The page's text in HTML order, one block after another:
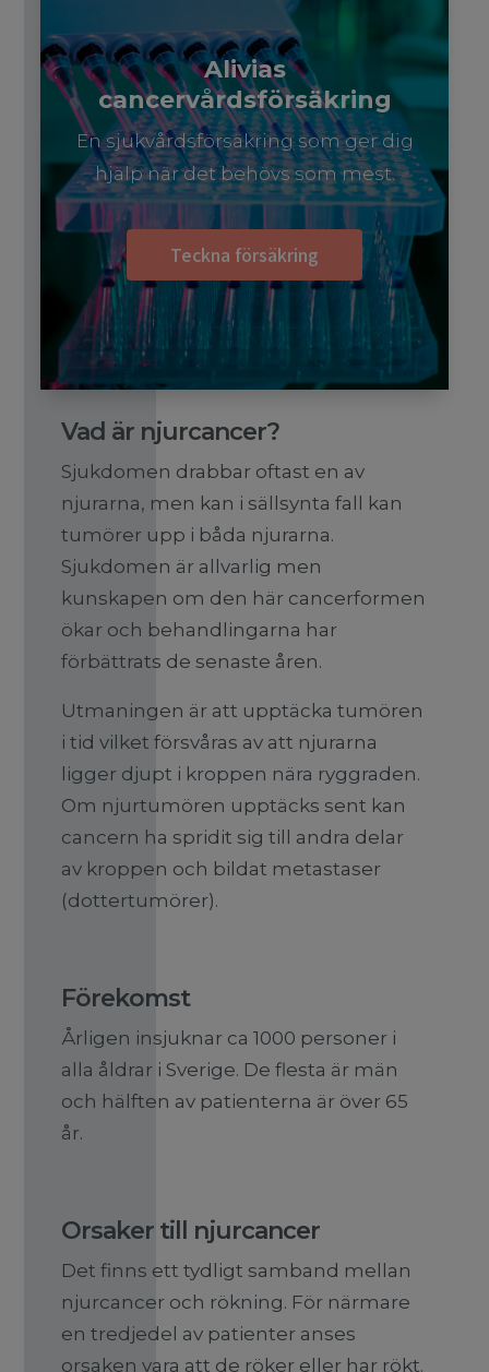
Alivias
cancervårdsförsäkring
En sjukvårdsförsäkring som ger dig
hjälp när det behövs som mest.
Teckna försäkring
Vad är njurcancer?
Sjukdomen drabbar oftast en av
njurarna, men kan i sällsynta fall kan
tumörer upp i båda njurarna.
Sjukdomen är allvarlig men
kunskapen om den här cancerformen
ökar och behandlingarna har
förbättrats de senaste åren.
Utmaningen är att upptäcka tumören
i tid vilket försvåras av att njurarna
ligger djupt i kroppen nära ryggraden.
Om njurtumören upptäcks sent kan
cancern ha spridit sig till andra delar
av kroppen och bildat metastaser
(dottertumörer).
Förekomst
Årligen insjuknar ca 1000 personer i
alla åldrar i Sverige. De flesta är män
och hälften av patienterna är över 65
år.
Orsaker till njurcancer
Det finns ett tydligt samband mellan
njurcancer och rökning. För närmare
en tredjedel av patienter anses
orsaken vara att de röker eller har rökt.